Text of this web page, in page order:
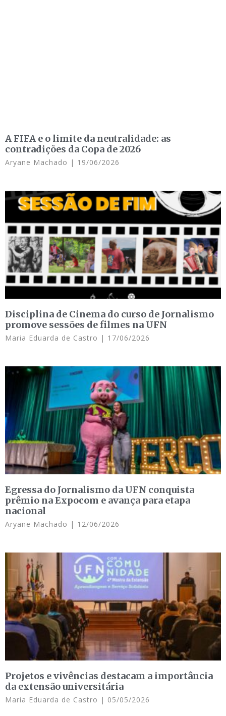
A FIFA e o limite da neutralidade: as
contradições da Copa de 2026
Aryane Machado 19/06/2026
Disciplina de Cinema do curso de Jornalismo
promove sessões de filmes na UFN
Maria Eduarda de Castro 17/06/2026
Egressa do Jornalismo da UFN conquista
prêmio na Expocom e avança para etapa
nacional
Aryane Machado 12/06/2026
Projetos e vivências destacam a importância
da extensão universitária
Maria Eduarda de Castro 05/05/2026